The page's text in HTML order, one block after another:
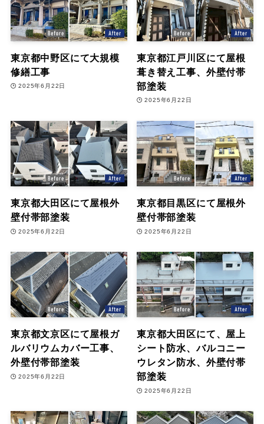
東京都中野区にて大規模
修繕工事
2025年6月22日
東京都江戸川区にて屋根
葺き替え工事、外壁付帯
部塗装
2025年6月22日
東京都大田区にて屋根外
壁付帯部塗装
2025年6月22日
東京都目黒区にて屋根外
壁付帯部塗装
2025年6月22日
東京都文京区にて屋根ガ
ルバリウムカバー工事、
外壁付帯部塗装
2025年6月22日
東京都大田区にて、屋上
シート防水、バルコニー
ウレタン防水、外壁付帯
部塗装
2025年6月22日